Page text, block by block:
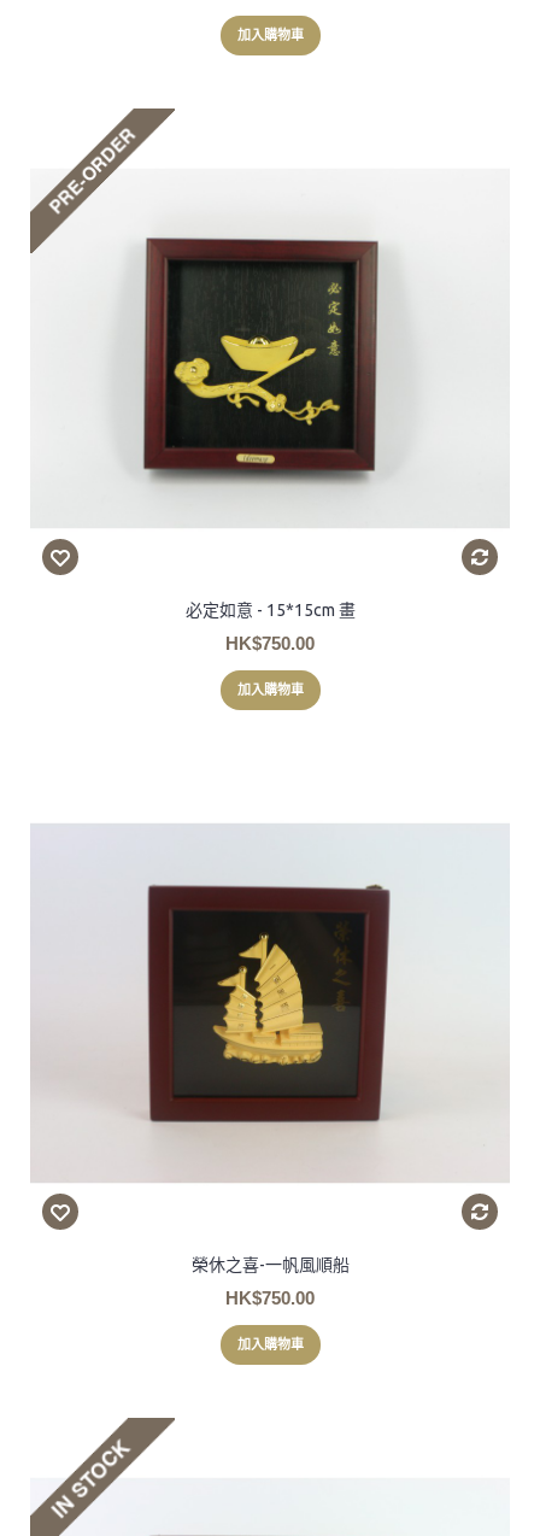
加入購物車
必定如意 - 15*15cm 畫
HK$750.00
加入購物車
榮休之喜-一帆風順船
HK$750.00
加入購物車